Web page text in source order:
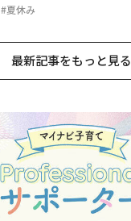
#夏休み
最新記事をもっと見る